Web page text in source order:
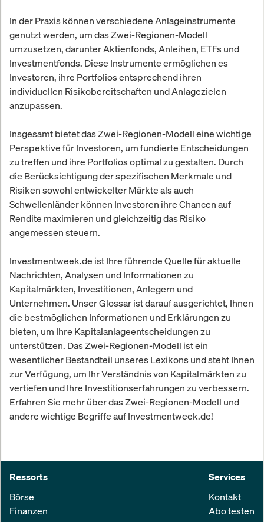
In der Praxis können verschiedene Anlageinstrumente
genutzt werden, um das Zwei-Regionen-Modell
umzusetzen, darunter Aktienfonds, Anleihen, ETFs und
Investmentfonds. Diese Instrumente ermöglichen es
Investoren, ihre Portfolios entsprechend ihren
individuellen Risikobereitschaften und Anlagezielen
anzupassen.
Insgesamt bietet das Zwei-Regionen-Modell eine wichtige
Perspektive für Investoren, um fundierte Entscheidungen
zu treffen und ihre Portfolios optimal zu gestalten. Durch
die Berücksichtigung der spezifischen Merkmale und
Risiken sowohl entwickelter Märkte als auch
Schwellenländer können Investoren ihre Chancen auf
Rendite maximieren und gleichzeitig das Risiko
angemessen steuern.
Investmentweek.de ist Ihre führende Quelle für aktuelle
Nachrichten, Analysen und Informationen zu
Kapitalmärkten, Investitionen, Anlegern und
Unternehmen. Unser Glossar ist darauf ausgerichtet, Ihnen
die bestmöglichen Informationen und Erklärungen zu
bieten, um Ihre Kapitalanlageentscheidungen zu
unterstützen. Das Zwei-Regionen-Modell ist ein
wesentlicher Bestandteil unseres Lexikons und steht Ihnen
zur Verfügung, um Ihr Verständnis von Kapitalmärkten zu
vertiefen und Ihre Investitionserfahrungen zu verbessern.
Erfahren Sie mehr über das Zwei-Regionen-Modell und
andere wichtige Begriffe auf Investmentweek.de!
Ressorts
Börse
Finanzen
Services
Kontakt
Abo testen